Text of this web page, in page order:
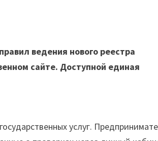
ведения нового реестра
сайте. Доступной единая
услуг.